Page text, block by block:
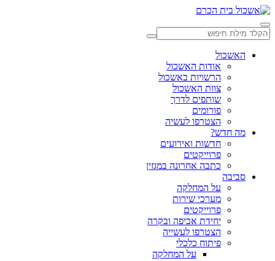
האשכול
אודות האשכול
הרשויות באשכול
צוות האשכול
שותפים לדרך
פורומים
הצטרפו לעשיה
מה חדש?
חדשות ואירועים
פרוייקטים
כתבה אחרונה במגזין
סביבה
על המחלקה
מערכי שירות
פרוייקטים
יחידת אכיפה ובקרה
הצטרפו לעשייה
פיתוח כלכלי
על המחלקה